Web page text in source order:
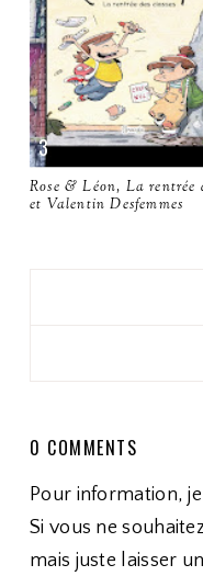
Rose & Léon, La rentrée
et Valentin Desfemmes
0 COMMENTS
Pour information,
Si vous ne
mais juste laisser